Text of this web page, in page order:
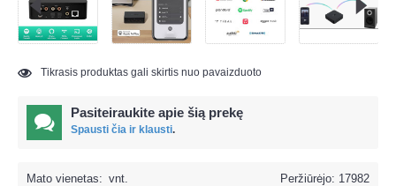
Tikrasis produktas gali skirtis nuo pavaizduoto
Pasiteiraukite apie šią prekę
Spausti čia ir klausti.
Peržiūrėjo: 17982
Mato vienetas: vnt.